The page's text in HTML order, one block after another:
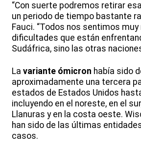
“Con suerte podremos retirar
un periodo de tiempo bastante
Fauci. “Todos nos sentimos
dificultades que están
Sudáfrica, sino las otras
La variante ómicron había sido
aproximadamente una tercera
estados de Estados Unidos
incluyendo en el noreste, en el
Llanuras y en la costa oeste.
han sido de las últimas
casos.